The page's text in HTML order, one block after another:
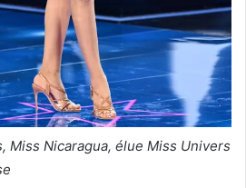
Miss Nicaragua, élue Miss Univers